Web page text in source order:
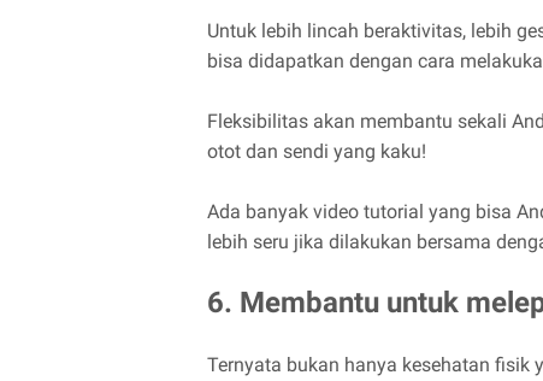
Untuk lebih lincah beraktivitas, lebih
bisa didapatkan dengan cara
Fleksibilitas akan membantu sekali
otot dan sendi yang kaku!
Ada banyak video tutorial yang bisa
lebih seru jika dilakukan bersama
6. Membantu untuk
Ternyata bukan hanya kesehatan fisik